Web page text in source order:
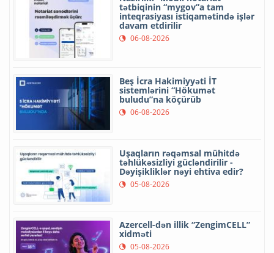
tətbiqinin “mygov”a tam
inteqrasiyası istiqamətində işlər
davam etdirilir
06-08-2026
Beş İcra Hakimiyyəti İT
sistemlərini “Hökumət
buludu”na köçürüb
06-08-2026
Uşaqların rəqəmsal mühitdə
təhlükəsizliyi gücləndirilir -
Dəyişikliklər nəyi ehtiva edir?
05-08-2026
Azercell-dən illik “ZengimCELL”
xidməti
05-08-2026